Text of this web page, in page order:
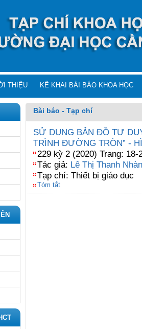
THIỆU KÊ KHAI BÀI BÁO KHOA HỌC
Bài báo - Tạp chí
SỬ DỤNG BẢN ĐỒ TƯ
TRÌNH ĐƯỜNG TRÒN” -
229 kỳ 2 (2020) Trang: 18-
Tác giả: Lê Thị Thanh Nhàn
Tạp chí: Thiết bị giáo dục
Tóm tắt